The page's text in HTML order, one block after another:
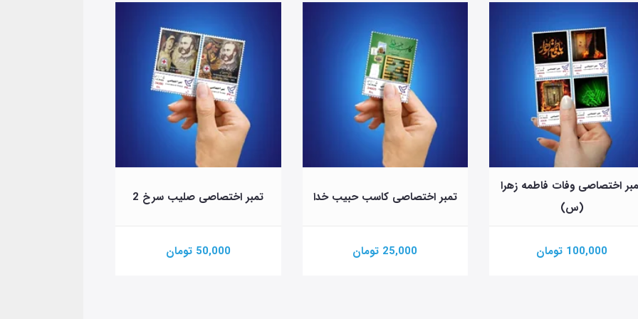
اختصاصی وفات فاطمه زهرا
(س)
100,000 تومان
تمبر اختصاصی کاسب حبیب خدا
25,000 تومان
تمبر اختصاصی صلیب سرخ 2
50,000 تومان